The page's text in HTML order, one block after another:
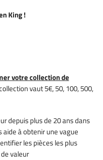
King !
votre collection de
vaut 5€, 50, 100, 500,
depuis plus de 20 ans dans
aide à obtenir une vague
les pièces les plus
valeur